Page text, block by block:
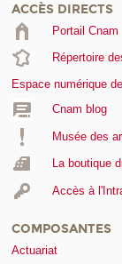
ACCÈS DIRECTS
Portail Cnam
Répertoire
Espace numérique
Cnam blog
Musée des
La boutique
Accès à
COMPOSANTES
Actuariat